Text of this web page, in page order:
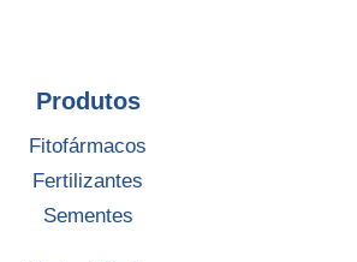
Produtos
Fitofármacos
Fertilizantes
Sementes